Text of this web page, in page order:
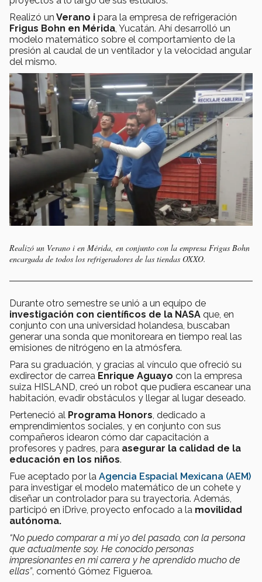
Realizó un Verano i para la empresa de refrigeración
Frigus Bohn en Mérida, Yucatán. Ahí desarrolló un
modelo matemático sobre el comportamiento de la
presión al caudal de un ventilador y la velocidad angular
del mismo.
Realizó un Verano i en Mérida, en conjunto con la empresa Frigus Bohn
encargada de todos los refrigeradores de las tiendas OXXO.
Durante otro semestre se unió a un equipo de
investigación con científicos de la NASA que, en
conjunto con una universidad holandesa, buscaban
generar una sonda que monitoreara en tiempo real las
emisiones de nitrógeno en la atmósfera.
Para su graduación, y gracias al vínculo que ofreció su
exdirector de carrea Enrique Aguayo con la empresa
suiza HISLAND, creó un robot que pudiera escanear una
habitación, evadir obstáculos y llegar al lugar deseado.
Perteneció al Programa Honors, dedicado a
emprendimientos sociales, y en conjunto con sus
compañeros idearon cómo dar capacitación a
profesores y padres, para asegurar la calidad de la
educación en los niños.
Fue aceptado por la Agencia Espacial Mexicana (AEM)
para investigar el modelo matemático de un cohete y
diseñar un controlador para su trayectoria. Además,
participó en iDrive, proyecto enfocado a la movilidad
autónoma.
“No puedo comparar a mi yo del pasado, con la persona
que actualmente soy. He conocido personas
impresionantes en mi carrera y he aprendido mucho de
ellas”, comentó Gómez Figueroa.